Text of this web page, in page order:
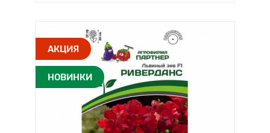
АКЦИЯ
НОВИНКИ